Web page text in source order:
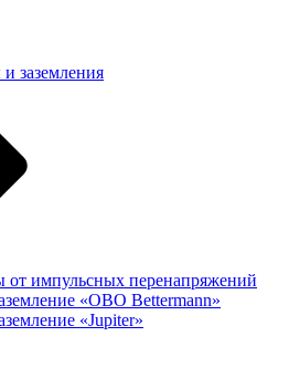
заземления
от импульсных перенапряжений
«OBO Bettermann»
«Jupiter»